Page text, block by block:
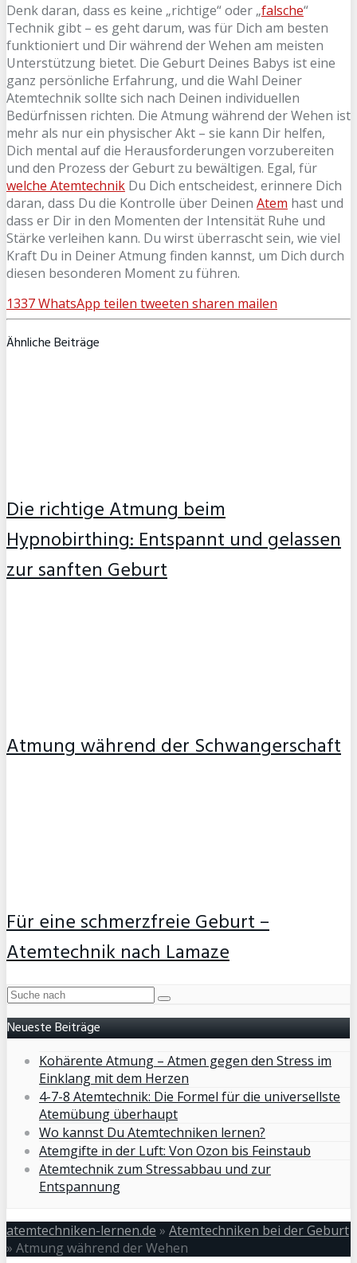
Denk daran, dass es keine „richtige“ oder „falsche“
Technik gibt – es geht darum, was für Dich am besten
funktioniert und Dir während der Wehen am meisten
Unterstützung bietet. Die Geburt Deines Babys ist eine
ganz persönliche Erfahrung, und die Wahl Deiner
Atemtechnik sollte sich nach Deinen individuellen
Bedürfnissen richten. Die Atmung während der Wehen ist
mehr als nur ein physischer Akt – sie kann Dir helfen,
Dich mental auf die Herausforderungen vorzubereiten
und den Prozess der Geburt zu bewältigen. Egal, für
welche Atemtechnik Du Dich entscheidest, erinnere Dich
daran, dass Du die Kontrolle über Deinen Atem hast und
dass er Dir in den Momenten der Intensität Ruhe und
Stärke verleihen kann. Du wirst überrascht sein, wie viel
Kraft Du in Deiner Atmung finden kannst, um Dich durch
diesen besonderen Moment zu führen.
1337WhatsApp teilen tweeten sharen mailen
Ähnliche Beiträge
Die richtige Atmung beim
Hypnobirthing: Entspannt und gelassen
zur sanften Geburt
Atmung während der Schwangerschaft
Für eine schmerzfreie Geburt –
Atemtechnik nach Lamaze
Neueste Beiträge
Kohärente Atmung – Atmen gegen den Stress im
Einklang mit dem Herzen
4-7-8 Atemtechnik: Die Formel für die universellste
Atemübung überhaupt
Wo kannst Du Atemtechniken lernen?
Atemgifte in der Luft: Von Ozon bis Feinstaub
Atemtechnik zum Stressabbau und zur
Entspannung
atemtechniken-lernen.de » Atemtechniken bei der Geburt
» Atmung während der Wehen